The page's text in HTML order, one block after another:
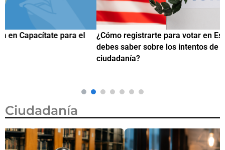
¿Cómo registrarte para votar en Estados Unidos y qué
debes saber sobre los intentos de exigir prueba de
Ciudadanía